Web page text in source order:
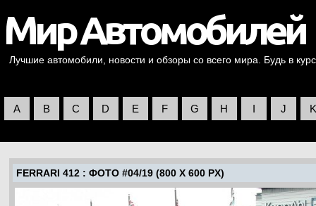
Лучшие автомобили, новости и обзоры со всего мира. Будь в
A B C D E F G H I J K
FERRARI 412 : ФОТО #04/19 (800 X 600 PX)